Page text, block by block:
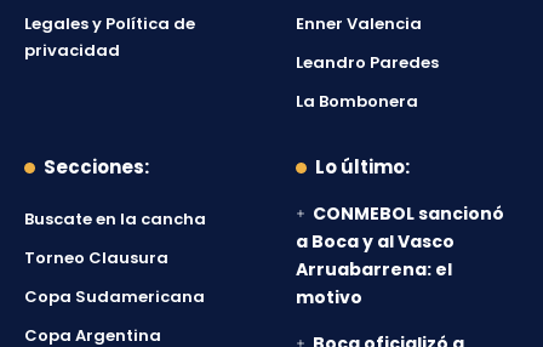
Legales y Política de
privacidad
Enner Valencia
Leandro Paredes
La Bombonera
Secciones:
Buscate en la cancha
Torneo Clausura
Copa Sudamericana
Copa Argentina
Lo último:
CONMEBOL sancionó
a Boca y al Vasco
Arruabarrena: el
motivo